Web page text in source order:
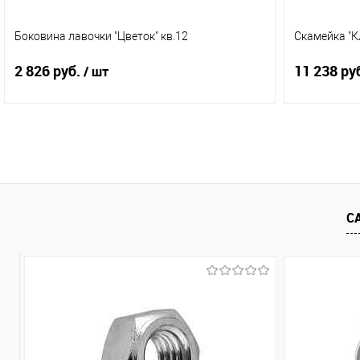
Боковина лавочки "Цветок" кв.12
2 826 руб. / шт
Купить в 1 клик
Сравнение
Скамейка
11 238
Купить в